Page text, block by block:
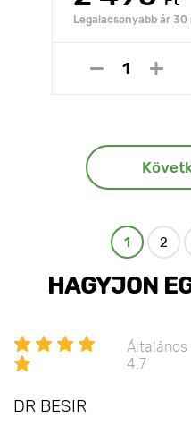
Legalacsonyabb ár
1 2
HAGYJON
Általános
4.7
DR BESIR